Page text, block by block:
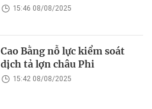
15:46 08/08/2025
Cao Bằng nỗ lực kiểm soát
dịch tả lợn châu Phi
15:42 08/08/2025